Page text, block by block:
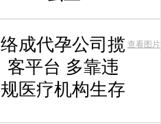
络成代孕公司揽
客平台 多靠违
规医疗机构生存
查看图片